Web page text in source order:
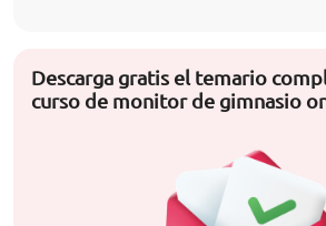
Descarga gratis el temario
curso de monitor de gimnasio